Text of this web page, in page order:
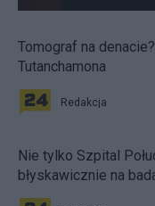
Tomograf na
Tutanchamona
Redakcja
Nie tylko Szpital
błyskawicznie na